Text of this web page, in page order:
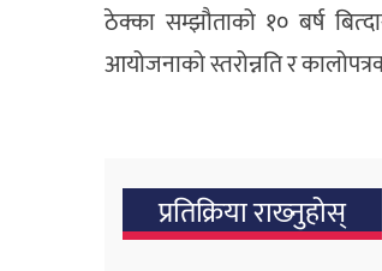
ठेक्का सम्झौताको १० बर्ष
आयोजनाको स्तरोन्नति र
प्रतिक्रिया राख्‍नुहोस्